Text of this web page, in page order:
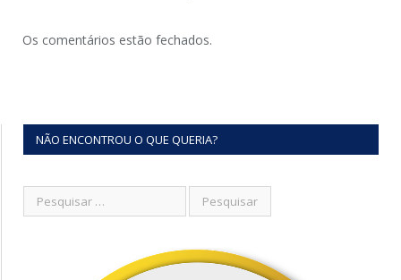
Os comentários estão fechados.
NÃO ENCONTROU O QUE QUERIA?